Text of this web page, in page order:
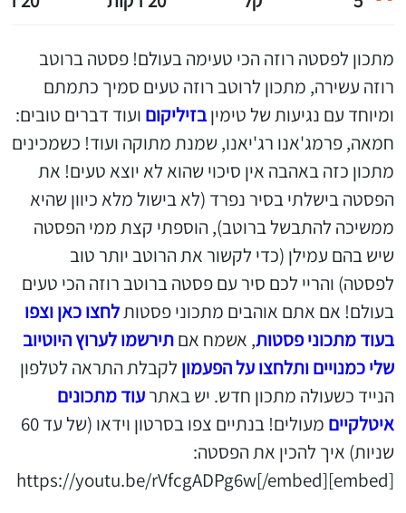
מתכון לפסטה רוזה הכי טעימה בעולם! פסטה ברוטב
רוזה עשירה, מתכון לרוטב רוזה טעים סמיך כתמתם
ומיוחד עם נגיעות של טימיןבזיליקום ועוד דברים טובים:
חמאה, פרמג'אנו רג'יאנו, שמנת מתוקה ועוד! כשמכינים
מתכון כזה באהבה אין סיכוי שהוא לא יוצא טעים! את
הפסטה בישלתי בסיר נפרד (לא בישול מלא כיוון שהיא
ממשיכה להתבשל ברוטב), הוספתי קצת ממי הפסטה
שיש בהם עמילן (כדי לקשור את הרוטב יותר טוב
לפסטה) והריי לכם סיר עם פסטה ברוטב רוזה הכי טעים
בעולם! אם אתם אוהבים מתכוני פסטותלחצו כאן וצפו
בעוד מתכוני פסטות, אשמח אםתירשמו לערוץ היוטיוב
שלי כמנויים ותלחצו על הפעמון לקבלת התראה לטלפון
הנייד כשעולה מתכון חדש. יש באתרעוד מתכונים
איטלקיים
מעולים! בנתיים צפו בסרטון וידאו (של עד 60
שניות) איך להכין את הפסטה:
[embed]https://youtu.be/rVfcgADPg6w[/embed]